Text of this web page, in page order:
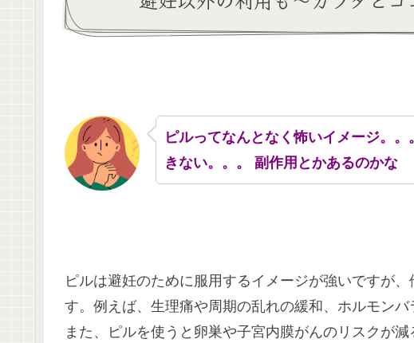
ピルってなんとなく怖いイメージ。
きない。。。 副作用とかあるのかな
ピルは避妊のために服用するイメージが強いですが
す。例えば、生理痛や周期の乱れの緩和、ホルモンバ
また、ピルを使うと卵巣や子宮内膜がんのリスクが